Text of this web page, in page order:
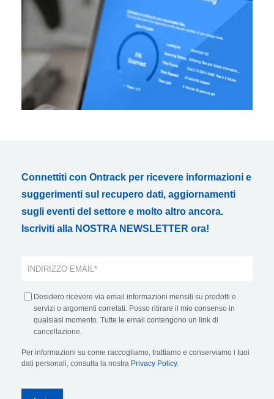
Connettiti con Ontrack per ricevere informazioni e
suggerimenti sul recupero dati, aggiornamenti
sugli eventi del settore e molto altro ancora.
Iscriviti alla NOSTRA NEWSLETTER ora!
Desidero ricevere via email informazioni mensili su prodotti e
servizi o argomenti correlati. Posso ritirare il mio consenso in
qualsiasi momento. Tutte le email contengono un link di
cancellazione.
Per informazioni su come raccogliamo, trattiamo e conserviamo i tuoi
dati personali, consulta la nostra Privacy Policy.